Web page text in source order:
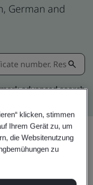
German and
advanced search
Teilen:
klicken, stimmen
Ihrem Gerät zu, um
die Websitenutzung
zu